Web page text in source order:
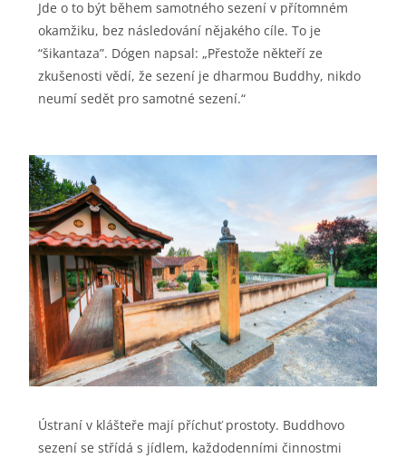
Jde o to být během samotného sezení v přítomném
okamžiku, bez následování nějakého cíle. To je
“šikantaza”. Dógen napsal: „Přestože někteří ze
zkušenosti vědí, že sezení je dharmou Buddhy, nikdo
neumí sedět pro samotné sezení.“
Ústraní v klášteře mají příchuť prostoty. Buddhovo
sezení se střídá s jídlem, každodenními činnostmi